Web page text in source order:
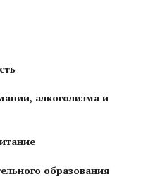
алкоголизма и
образования